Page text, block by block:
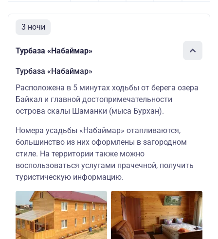
3 ночи
Турбаза «Набаймар»
Турбаза «Набаймар»
Расположена в 5 минутах ходьбы от берега озера
Байкал и главной достопримечательности
острова скалы Шаманки (мыса Бурхан).
Номера усадьбы «Набаймар» отапливаются,
большинство из них оформлены в загородном
стиле. На территории также можно
воспользоваться услугами прачечной, получить
туристическую информацию.